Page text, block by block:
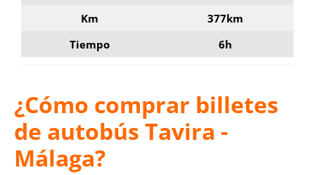
Km
377km
Tiempo
6h
¿Cómo comprar billetes
de autobús Tavira -
Málaga?